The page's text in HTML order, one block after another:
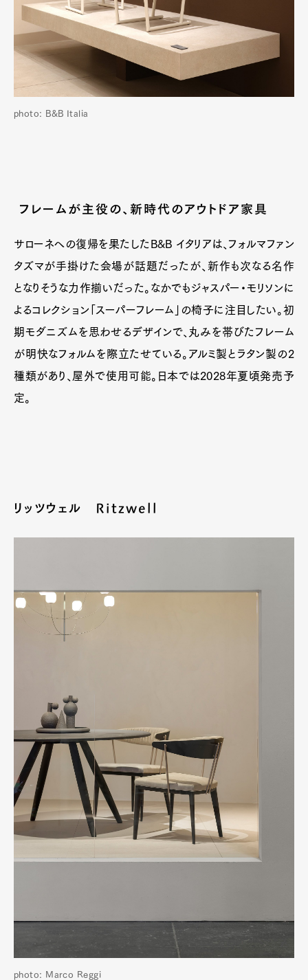
Official Columnist
About
Contact
Pen Meet
photo: B&B Italia
フレームが主役の、新時代のアウトドア家具
サローネへの復帰を果たしたB&B イタリアは、フォルマファン
タズマが手掛けた会場が話題だったが、新作も次なる名作
となりそうな力作揃いだった。なかでもジャスパー・モリソンに
よるコレクション「スーパーフレーム」の椅子に注目したい。初
期モダニズムを思わせるデザインで、丸みを帯びたフレーム
が明快なフォルムを際立たせている。アルミ製とラタン製の2
種類があり、屋外で使用可能。日本では2028年夏頃発売予
定。
リッツウェル Ritzwell
photo: Marco Reggi